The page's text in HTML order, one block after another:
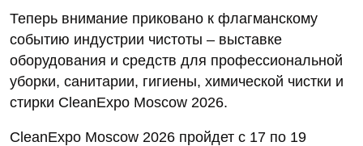
Теперь внимание приковано к флагманскому
событию индустрии чистоты – выставке
оборудования и средств для профессиональной
уборки, санитарии, гигиены, химической чистки и
стирки CleanExpo Moscow 2026.
CleanExpo Moscow 2026 пройдет с 17 по 19